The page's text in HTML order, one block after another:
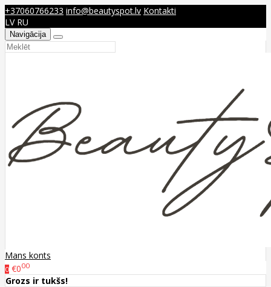
+37060766233 info@beautyspot.lv Kontakti
LV RU
Navigācija
Mans konts
0 €000
Grozs ir tukšs!